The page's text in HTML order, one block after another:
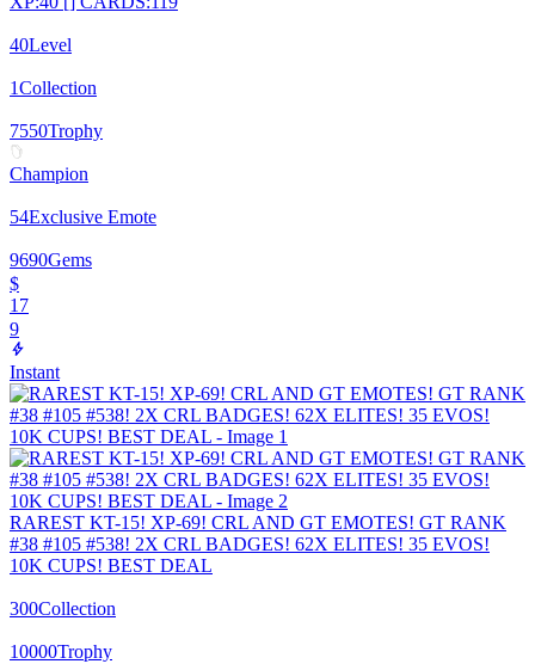
40Level
1Collection
7550Trophy
Champion
54Exclusive Emote
9690Gems
$
17
9
Instant
RAREST KT-15! XP-69! CRL AND GT EMOTES! GT RANK
#38 #105 #538! 2X CRL BADGES! 62X ELITES! 35 EVOS!
10K CUPS! BEST DEAL
300Collection
10000Trophy